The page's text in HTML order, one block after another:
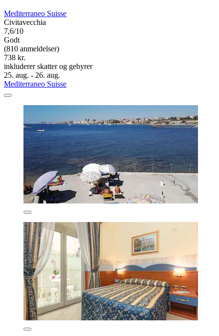
Mediterraneo Suisse
Civitavecchia
7,6/10
Godt
(810 anmeldelser)
738 kr.
inkluderer skatter og gebyrer
25. aug. - 26. aug.
Mediterraneo Suisse